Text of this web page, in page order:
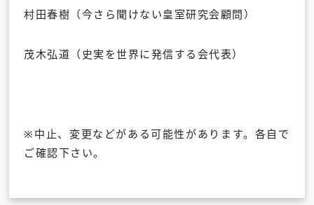
村田春樹（今さら聞けない皇室研究会顧問）
茂木弘道（史実を世界に発信する会代表）
※中止、変更などがある可能性があります。各自で
ご確認下さい。